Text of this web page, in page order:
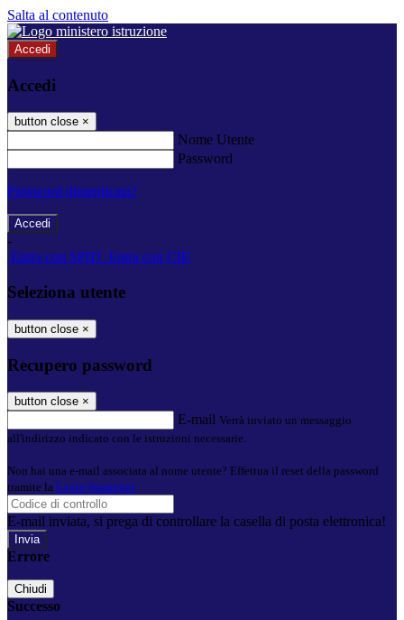
Salta al contenuto
Accedi
Accedi
button close ×
Nome Utente
Password
Password dimenticata?
-
Entra con SPID Entra con CIE
Seleziona utente
button close ×
Recupero password
button close ×
E-mail Verrà inviato un messaggio
all'indirizzo indicato con le istruzioni necessarie.
Non hai una e-mail associata al nome utente? Effettua il reset della password
tramite la Login Spaggiari
E-mail inviata, si prega di controllare la casella di posta elettronica!
Errore
Chiudi
Successo